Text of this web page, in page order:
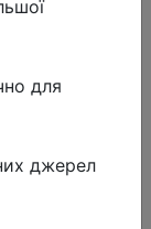
для
джерел